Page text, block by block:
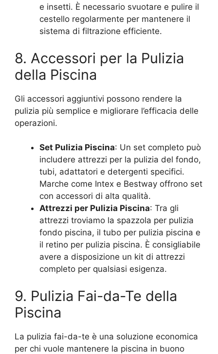
e insetti. È necessario svuotare e pulire il
cestello regolarmente per mantenere il
sistema di filtrazione efficiente.
8. Accessori per la Pulizia
della Piscina
Gli accessori aggiuntivi possono rendere la
pulizia più semplice e migliorare l’efficacia delle
operazioni.
Set Pulizia Piscina: Un set completo può
includere attrezzi per la pulizia del fondo,
tubi, adattatori e detergenti specifici.
Marche come Intex e Bestway offrono set
con accessori di alta qualità.
Attrezzi per Pulizia Piscina: Tra gli
attrezzi troviamo la spazzola per pulizia
fondo piscina, il tubo per pulizia piscina e
il retino per pulizia piscina. È consigliabile
avere a disposizione un kit di attrezzi
completo per qualsiasi esigenza.
9. Pulizia Fai-da-Te della
Piscina
La pulizia fai-da-te è una soluzione economica
per chi vuole mantenere la piscina in buono